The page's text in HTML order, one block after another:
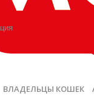
ВЛАДЕЛЬЦЫ КОШЕК